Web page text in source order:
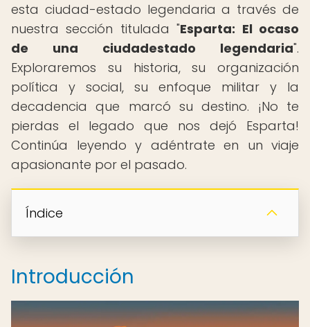
esta ciudad-estado legendaria a través de
nuestra sección titulada "Esparta: El ocaso
de una ciudadestado legendaria".
Exploraremos su historia, su organización
política y social, su enfoque militar y la
decadencia que marcó su destino. ¡No te
pierdas el legado que nos dejó Esparta!
Continúa leyendo y adéntrate en un viaje
apasionante por el pasado.
Índice
Introducción